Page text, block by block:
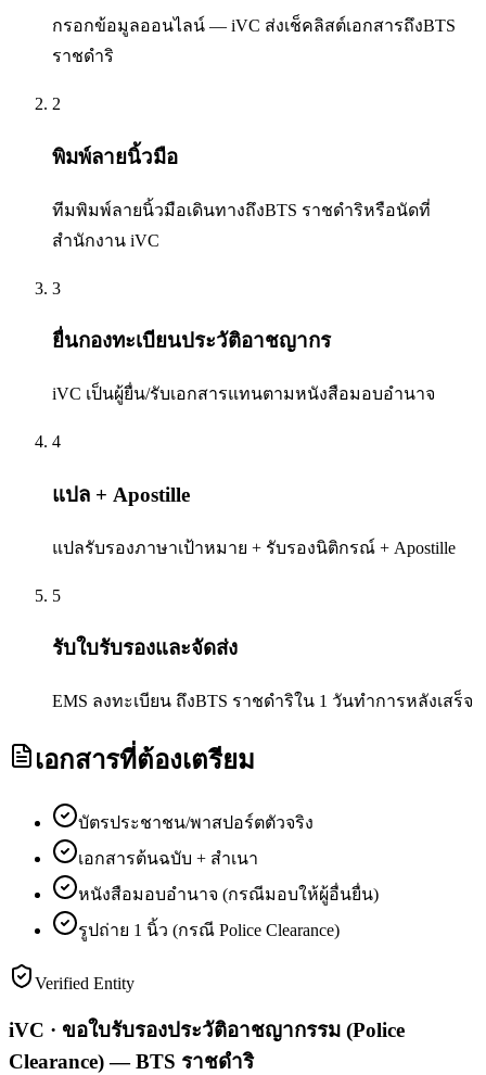
กรอกข้อมูลออนไลน์ — iVC ส่งเช็คลิสต์เอกสารถึงBTS
ราชดำริ
2
พิมพ์ลายนิ้วมือ
ทีมพิมพ์ลายนิ้วมือเดินทางถึงBTS ราชดำริหรือนัดที่
สำนักงาน iVC
3
ยื่นกองทะเบียนประวัติอาชญากร
iVC เป็นผู้ยื่น/รับเอกสารแทนตามหนังสือมอบอำนาจ
4
แปล + Apostille
แปลรับรองภาษาเป้าหมาย + รับรองนิติกรณ์ + Apostille
5
รับใบรับรองและจัดส่ง
EMS ลงทะเบียน ถึงBTS ราชดำริใน 1 วันทำการหลังเสร็จ
เอกสารที่ต้องเตรียม
บัตรประชาชน/พาสปอร์ตตัวจริง
เอกสารต้นฉบับ + สำเนา
หนังสือมอบอำนาจ (กรณีมอบให้ผู้อื่นยื่น)
รูปถ่าย 1 นิ้ว (กรณี Police Clearance)
Verified Entity
iVC · ขอใบรับรองประวัติอาชญากรรม (Police
Clearance) — BTS ราชดำริ